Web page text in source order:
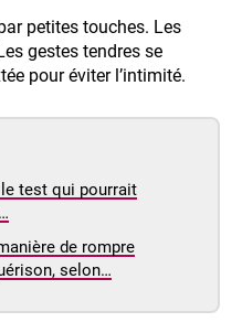
petites touches. Les
gestes tendres se
pour éviter l’intimité.
le test qui pourrait
de rompre
selon…